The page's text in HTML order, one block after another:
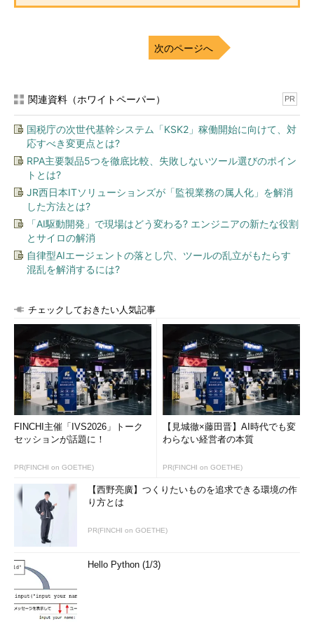
次のページへ
関連資料（ホワイトペーパー） PR
国税庁の次世代基幹システム「KSK2」稼働開始に向けて、対
応すべき変更点とは?
RPA主要製品5つを徹底比較、失敗しないツール選びのポイン
トとは?
JR西日本ITソリューションズが「監視業務の属人化」を解消
した方法とは?
「AI駆動開発」で現場はどう変わる? エンジニアの新たな役割
とサイロの解消
自律型AIエージェントの落とし穴、ツールの乱立がもたらす
混乱を解消するには?
チェックしておきたい人気記事
FINCHI主催「IVS2026」トーク
セッションが話題に！
PR(FINCHI on GOETHE)
【見城徹×藤田晋】AI時代でも変
わらない経営者の本質
PR(FINCHI on GOETHE)
【西野亮廣】つくりたいものを追求できる環境の作
り方とは
PR(FINCHI on GOETHE)
Hello Python (1/3)